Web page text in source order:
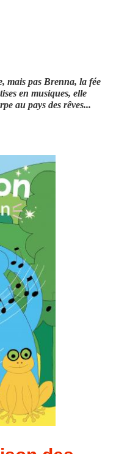
mais pas Brenna, la fée
en musiques, elle
au pays des rêves...